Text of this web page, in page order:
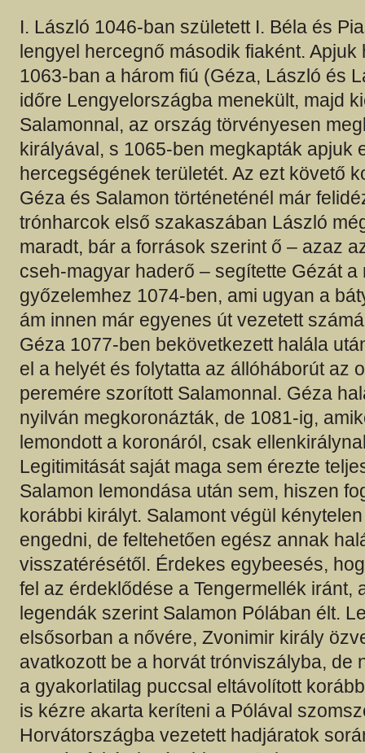
I. László 1046-ban született I. Béla és
lengyel hercegnő második fiaként. Apjuk
1063-ban a három fiú (Géza, László és
időre Lengyelországba menekült, majd
Salamonnal, az ország törvényesen
királyával, s 1065-ben megkapták apjuk
hercegségének területét. Az ezt követő
Géza és Salamon történeténél már
trónharcok első szakaszában László
maradt, bár a források szerint ő – azaz
cseh-magyar haderő – segítette Gézát a
győzelemhez 1074-ben, ami ugyan a
ám innen már egyenes út vezetett
Géza 1077-ben bekövetkezett halála
el a helyét és folytatta az állóháborút az
peremére szorított Salamonnal. Géza
nyilván megkoronázták, de 1081-ig,
lemondott a koronáról, csak
Legitimitását saját maga sem érezte
Salamon lemondása után sem, hiszen
korábbi királyt. Salamont végül
engedni, de feltehetően egész annak
visszatérésétől. Érdekes egybeesés,
fel az érdeklődése a Tengermellék iránt,
legendák szerint Salamon Pólában élt.
elsősorban a nővére, Zvonimir király
avatkozott be a horvát trónviszályba, de
a gyakorlatilag puccsal eltávolított
is kézre akarta keríteni a Pólával
Horvátországba vezetett hadjáratok